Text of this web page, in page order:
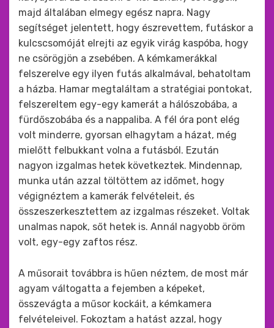
majd általában elmegy egész napra. Nagy
segítséget jelentett, hogy észrevettem, futáskor a
kulcscsomóját elrejti az egyik virág kaspóba, hogy
ne csörögjön a zsebében. A kémkamerákkal
felszerelve egy ilyen futás alkalmával, behatoltam
a házba. Hamar megtaláltam a stratégiai pontokat,
felszereltem egy-egy kamerát a hálószobába, a
fürdőszobába és a nappaliba. A fél óra pont elég
volt minderre, gyorsan elhagytam a házat, még
mielőtt felbukkant volna a futásból. Ezután
nagyon izgalmas hetek következtek. Mindennap,
munka után azzal töltöttem az időmet, hogy
végignéztem a kamerák felvételeit, és
összeszerkesztettem az izgalmas részeket. Voltak
unalmas napok, sőt hetek is. Annál nagyobb öröm
volt, egy-egy zaftos rész.
A műsorait továbbra is hűen néztem, de most már
agyam váltogatta a fejemben a képeket,
összevágta a műsor kockáit, a kémkamera
felvételeivel. Fokoztam a hatást azzal, hogy